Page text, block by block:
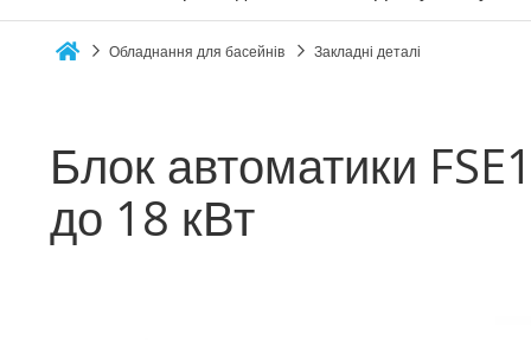
Обладнання для басейнів Закладні деталі
Блок автоматики
до 18 кВт